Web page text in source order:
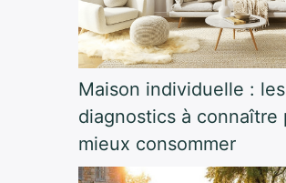
Maison individuelle : les
diagnostics à connaître
mieux consommer